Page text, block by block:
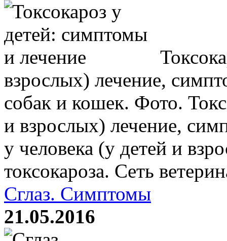
взрослых) лечение,
собак и кошек. Фото.
и взрослых) лечение,
у человека (у детей и
токсокароза. Сеть
Сглаз. Симптомы
21.05.2016